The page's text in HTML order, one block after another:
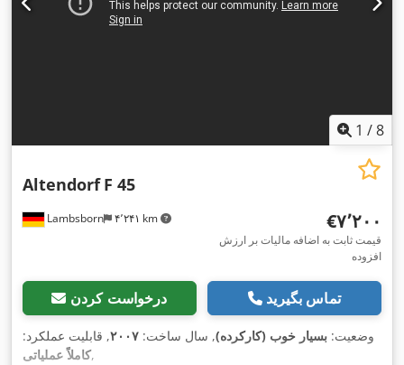
1 /8
Lambsborn ۴٬۲۴۱ km
Altendorf F 45
‎€۷٬۲۰۰
قیمت ثابت به اضافه مالیات بر ارزش
افزوده
درخواست کردن تماس بگیرید
وضعیت: بسیار خوب (کارکرده), سال ساخت: ۲۰۰۷, قابلیت عملکرد:
کاملاً عملیاتی,